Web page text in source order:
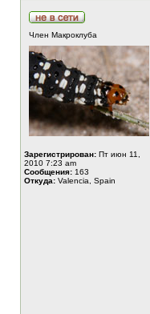
Член Макроклуба
Зарегистрирован: Пт июн 11,
2010 7:23 am
Сообщения: 163
Откуда: Valencia, Spain